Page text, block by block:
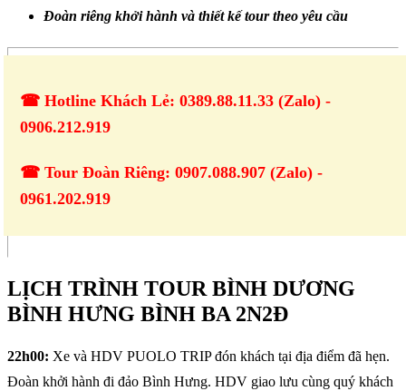
Đoàn riêng khởi hành và thiết kế tour theo yêu cầu
☎ Hotline Khách Lẻ: 0389.88.11.33 (Zalo) -
0906.212.919
☎ Tour Đoàn Riêng: 0907.088.907 (Zalo) -
0961.202.919
LỊCH TRÌNH TOUR BÌNH DƯƠNG
BÌNH HƯNG BÌNH BA 2N2Đ
22h00: Xe và HDV PUOLO TRIP đón khách tại địa điểm đã hẹn.
Đoàn khởi hành đi đảo Bình Hưng. HDV giao lưu cùng quý khách